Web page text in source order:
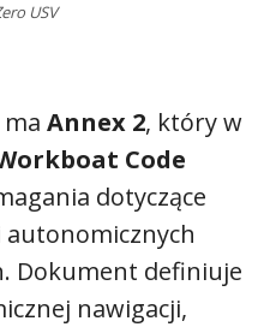
USV
Annex 2, który w
Code
dotyczące
Dokument definiuje
nawigacji,